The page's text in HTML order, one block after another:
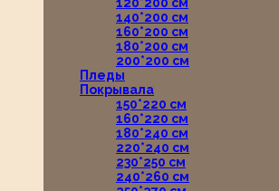
140*200 см
160*200 см
180*200 см
200*200 см
Пледы
Покрывала
150*220 см
160*220 см
180*240 см
220*240 см
230*250 см
240*260 см